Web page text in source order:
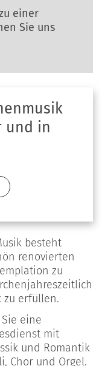
einer
Sie uns
und in
besteht
renovierten
zu
zu erfüllen.
eine
mit
und Romantik
Chor und Orgel.